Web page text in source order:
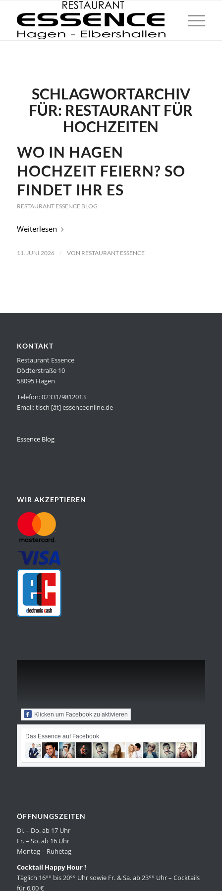
SCHLAGWORTARCHIV
FÜR: RESTAURANT FÜR
HOCHZEITEN
WO IN HAGEN
HOCHZEIT FEIERN? SO
FINDET IHR ES
RESTAURANT ESSENCE BLOG
Weiterlesen
11. JUNI 2026 / VON RESTAURANT ESSENCE
KONTAKT
Restaurant Essence
Dödterstraße 10
58095 Hagen
Telefon: 02331/9812013
Email: tisch [ät] essenceonline.de
Essence Blog
WIR AKZEPTIEREN
Klicken um Facebook zu aktivieren
Das Essence auf Facebook
ÖFFNUNGSZEITEN
Di. – Do. ab 17 Uhr
Fr. – So. ab 16 Uhr
Montag – Ruhetag
Cocktail Happy Hour !
Täglich 16°° bis 20°° Uhr sowie Fr. & Sa. ab 23°° Uhr – Cocktails
für 6,00 €